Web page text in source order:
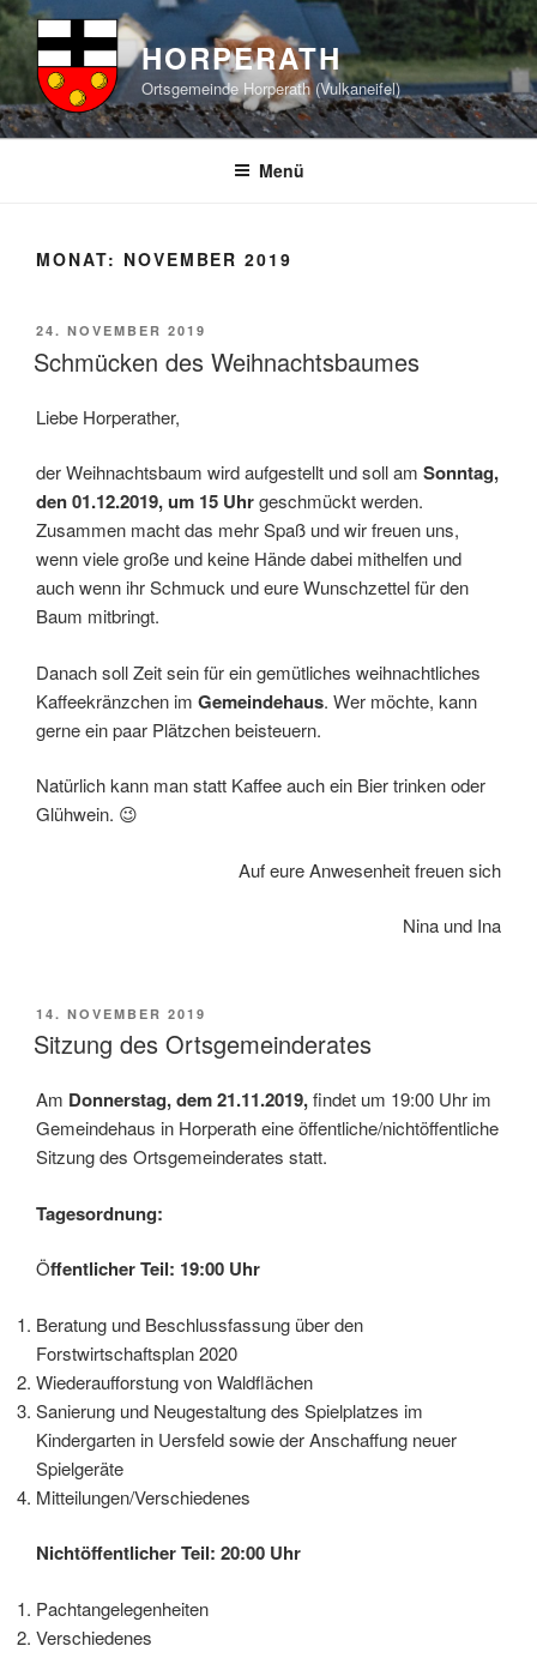
Zum
Inhalt
springen
HORPERATH
Ortsgemeinde Horperath (Vulkaneifel)
Menü
MONAT: NOVEMBER 2019
VERÖFFENTLICHT
AM
24. NOVEMBER 2019
Schmücken des Weihnachtsbaumes
Liebe Horperather,
der Weihnachtsbaum wird aufgestellt und soll am Sonntag,
den 01.12.2019, um 15 Uhrgeschmückt werden.
Zusammen macht das mehr Spaß und wir freuen uns,
wenn viele große und keine Hände dabei mithelfen und
auch wenn ihr Schmuck und eure Wunschzettel für den
Baum mitbringt.
Danach soll Zeit sein für ein gemütliches weihnachtliches
Kaffeekränzchen im Gemeindehaus. Wer möchte, kann
gerne ein paar Plätzchen beisteuern.
Natürlich kann man statt Kaffee auch ein Bier trinken oder
Glühwein. 😉
Auf eure Anwesenheit freuen sich
Nina und Ina
VERÖFFENTLICHT
AM
14. NOVEMBER 2019
Sitzung des Ortsgemeinderates
Am Donnerstag, dem 21.11.2019,findet um 19:00 Uhr im
Gemeindehaus in Horperath eine öffentliche/nichtöffentliche
Sitzung des Ortsgemeinderates statt.
Tagesordnung:
Öffentlicher Teil: 19:00 Uhr
Beratung und Beschlussfassung über den
Forstwirtschaftsplan 2020
Wiederaufforstung von Waldflächen
Sanierung und Neugestaltung des Spielplatzes im
Kindergarten in Uersfeld sowie der Anschaffung neuer
Spielgeräte
Mitteilungen/Verschiedenes
Nichtöffentlicher Teil: 20:00 Uhr
Pachtangelegenheiten
Verschiedenes